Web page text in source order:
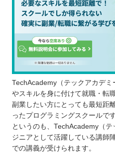
TechAcademy（テックアカデ
やスキルを身に付けて就職・転
副業したい方にとっても最短距
ったプログラミングスクールです
というのも、TechAcademy（
ジニアとして活躍している講師
での講義が受けられます。